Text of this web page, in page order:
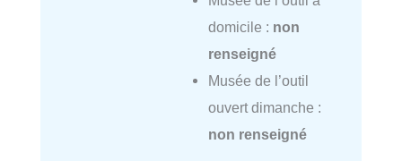
domicile : non
renseigné
Musée de l’outil
ouvert dimanche :
non renseigné